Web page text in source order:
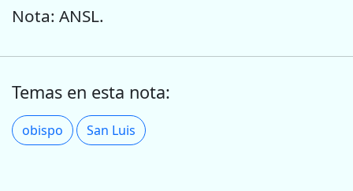
Nota: ANSL.
Temas en esta nota:
obispo San Luis